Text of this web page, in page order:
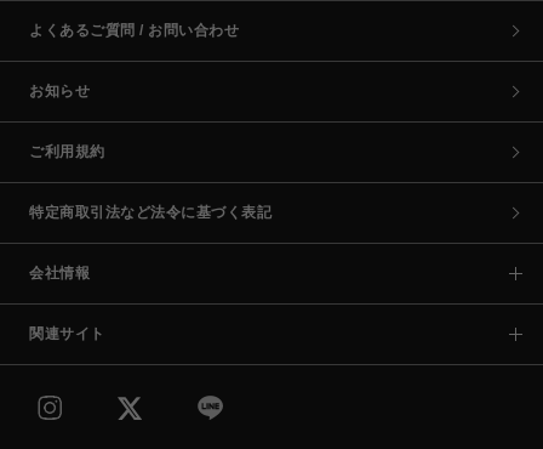
よくあるご質問 / お問い合わせ
お知らせ
ご利用規約
特定商取引法など法令に基づく表記
会社情報
関連サイト